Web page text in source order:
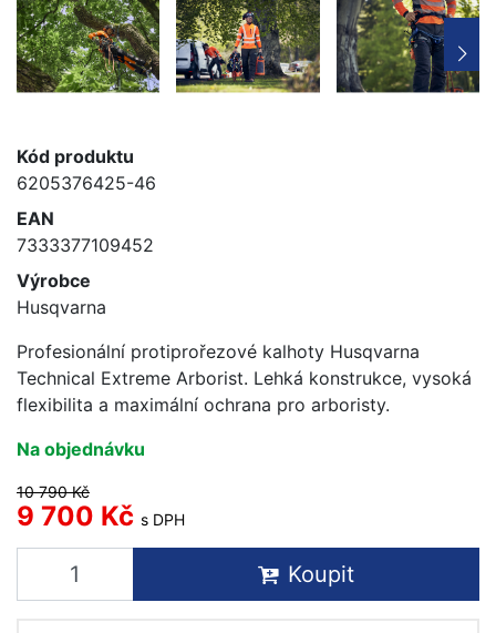
Kód produktu
6205376425-46
EAN
7333377109452
Výrobce
Husqvarna
Profesionální protiprořezové kalhoty Husqvarna
Technical Extreme Arborist. Lehká konstrukce, vysoká
flexibilita a maximální ochrana pro arboristy.
Na objednávku
10 790 Kč
9 700 Kč s DPH
Koupit